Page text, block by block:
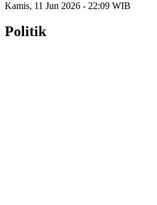
Kamis, 11 Jun 2026 - 22:09 WIB
Politik